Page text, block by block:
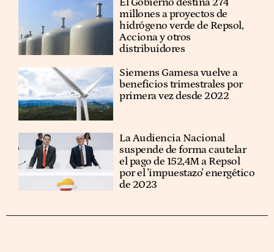
El Gobierno destina 274
millones a proyectos de
hidrógeno verde de Repsol,
Acciona y otros
distribuidores
Siemens Gamesa vuelve a
beneficios trimestrales por
primera vez desde 2022
La Audiencia Nacional
suspende de forma cautelar
el pago de 152,4M a Repsol
por el 'impuestazo' energético
de 2023